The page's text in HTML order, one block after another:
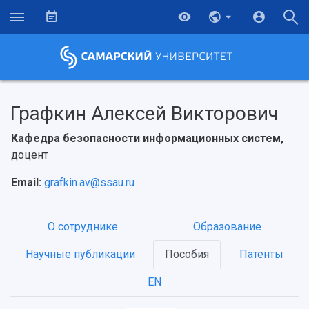
Графкин Алексей Викторович
Кафедра безопасности информационных систем,
доцент
Email: grafkin.av@ssau.ru
О сотруднике Образование
Научные публикации Пособия Патенты
EN